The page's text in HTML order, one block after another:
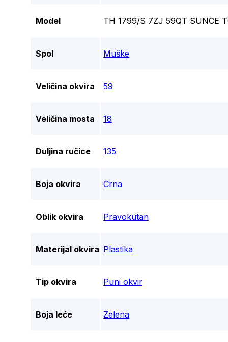
Model TH 1799/S 7ZJ 59QT SUNCE
Spol Muške
Veličina okvira 59
Veličina mosta 18
Duljina ručice 135
Boja okvira Crna
Oblik okvira Pravokutan
Materijal okvira Plastika
Tip okvira Puni okvir
Boja leće Zelena